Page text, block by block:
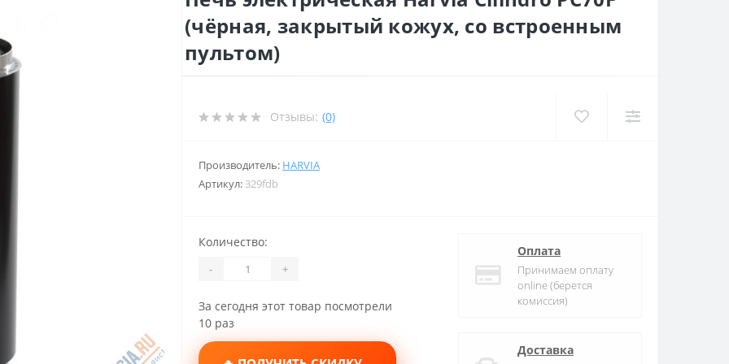
(чёрная, закрытый кожух, со встроенным
пультом)
Отзывы: (0)
Производитель: HARVIA
Артикул: 329fdb
Количество:
- +
За сегодня этот товар посмотрели
10 раз
Оплата
Принимаем оплату
online (берется
комиссия)
Доставка